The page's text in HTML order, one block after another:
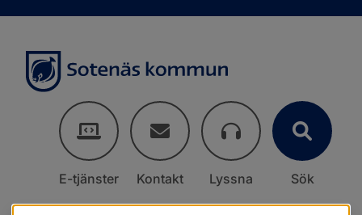
E-tjänster Kontakt Lyssna Sök